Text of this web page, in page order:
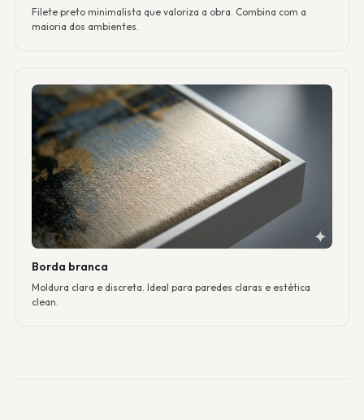
Filete preto minimalista que valoriza a obra. Combina com a
maioria dos ambientes.
Borda branca
Moldura clara e discreta. Ideal para paredes claras e estética
clean.